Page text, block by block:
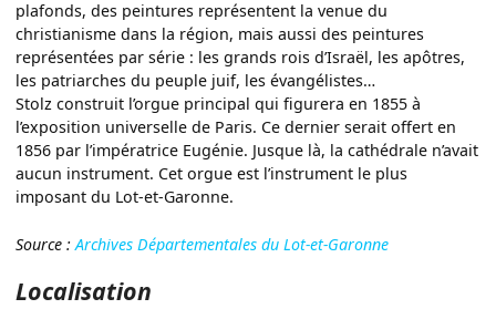
plafonds, des peintures représentent la venue du
christianisme dans la région, mais aussi des peintures
représentées par série : les grands rois d’Israël, les apôtres,
les patriarches du peuple juif, les évangélistes…
Stolz construit l’orgue principal qui figurera en 1855 à
l’exposition universelle de Paris. Ce dernier serait offert en
1856 par l’impératrice Eugénie. Jusque là, la cathédrale n’avait
aucun instrument. Cet orgue est l’instrument le plus
imposant du Lot-et-Garonne.
Source :Archives Départementales du Lot-et-Garonne
Localisation